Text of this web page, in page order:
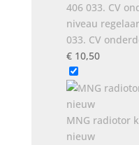
niveau
033. CV
€10,50
MNG radiotor
nieuw